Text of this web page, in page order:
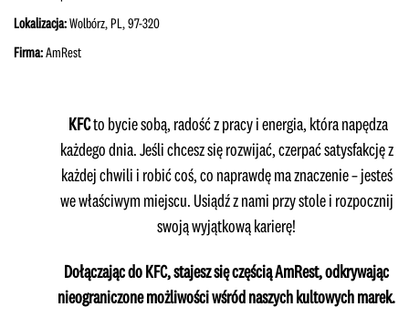
Lokalizacja:Wolbórz, PL, 97-320
Firma:AmRest
KFCto bycie sobą, radość z pracy i energia, która napędza
każdego dnia. Jeśli chcesz się rozwijać, czerpać satysfakcję z
każdej chwili i robić coś, co naprawdę ma znaczenie – jesteś
we właściwym miejscu. Usiądź z nami przy stole i rozpocznij
swoją wyjątkową karierę!
Dołączając do KFC, stajesz się częścią AmRest, odkrywając
nieograniczone możliwości wśród naszych kultowych marek.